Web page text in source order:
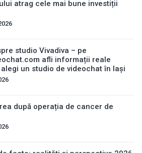
atrag cele mai bune investiții
studio Vivadiva – pe
afli informații reale
un studio de videochat în Iași
după operația de cancer de